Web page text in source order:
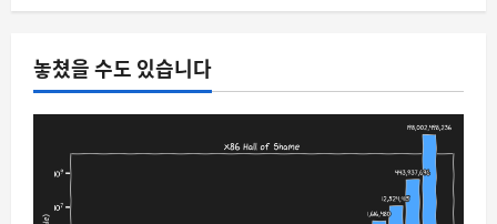
스팀 친구 추가 즉시 기프트카드 전송 가
능 여부, 커뮤니티에서 다시 뜨거운 감자
놓쳤을 수도 있습니다